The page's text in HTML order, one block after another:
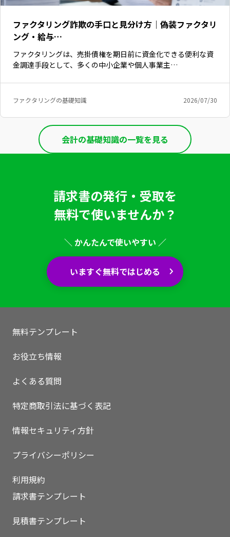
ファクタリング詐欺の手口と見分け方｜偽装ファクタリ
ング・給与…
ファクタリングは、売掛債権を期日前に資金化できる便利な資
金調達手段として、多くの中小企業や個人事業主…
ファクタリングの基礎知識 2026/07/30
会計の基礎知識の一覧を見る
いますぐ無料登録
請求書の発行・受取を
無料で使いませんか？
＼ かんたんで使いやすい ／
いますぐ無料ではじめる
無料テンプレート
お役立ち情報
よくある質問
特定商取引法に基づく表記
情報セキュリティ方針
プライバシーポリシー
利用規約
請求書テンプレート
見積書テンプレート